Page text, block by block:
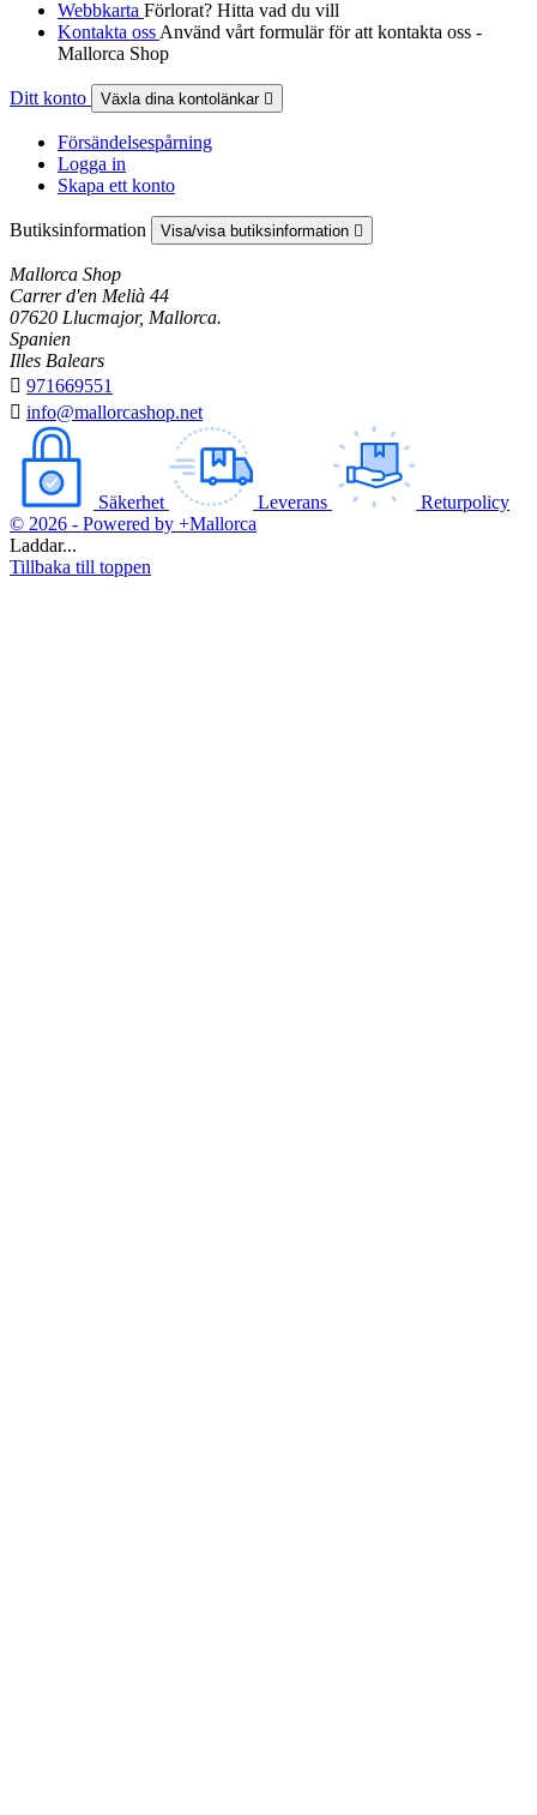
Webbkarta Förlorat? Hitta vad du vill
Kontakta oss Använd vårt formulär för att kontakta oss -
Mallorca Shop
Ditt konto Växla dina kontolänkar 
Försändelsespårning
Logga in
Skapa ett konto
Butiksinformation Visa/visa butiksinformation 
Mallorca Shop
Carrer d'en Melià 44
07620 Llucmajor, Mallorca.
Spanien
Illes Balears
 971669551
 info@mallorcashop.net
Säkerhet Leverans
Returpolicy
© 2026 - Powered by +Mallorca
Laddar...
Tillbaka till toppen